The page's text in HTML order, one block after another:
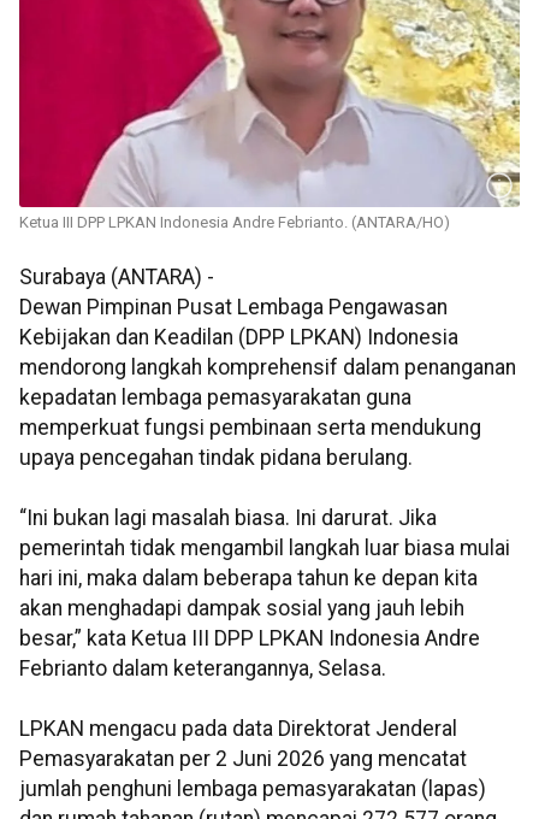
Ketua III DPP LPKAN Indonesia Andre Febrianto. (ANTARA/HO)
Surabaya (ANTARA) -
Dewan Pimpinan Pusat Lembaga Pengawasan
Kebijakan dan Keadilan (DPP LPKAN) Indonesia
mendorong langkah komprehensif dalam penanganan
kepadatan lembaga pemasyarakatan guna
memperkuat fungsi pembinaan serta mendukung
upaya pencegahan tindak pidana berulang.
“Ini bukan lagi masalah biasa. Ini darurat. Jika
pemerintah tidak mengambil langkah luar biasa mulai
hari ini, maka dalam beberapa tahun ke depan kita
akan menghadapi dampak sosial yang jauh lebih
besar,” kata Ketua III DPP LPKAN Indonesia Andre
Febrianto dalam keterangannya, Selasa.
LPKAN mengacu pada data Direktorat Jenderal
Pemasyarakatan per 2 Juni 2026 yang mencatat
jumlah penghuni lembaga pemasyarakatan (lapas)